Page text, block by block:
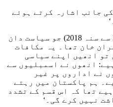
جانب اشارہ کرتے ہوئے
’اس پورے وقت میں (سنہ 2013 سے سنہ 2018) جو سیاست دان
خان تھا۔ یہ مکافات
تو انھیں اپنے سیاسی
انھوں نے اسمبلیوں سے
نے اداروں پر غیر
ہم پاکستان میں رہتے
تھا کہ اس قسم کے تشدد
نہیں کرے گی۔‘